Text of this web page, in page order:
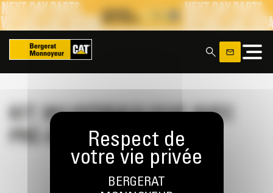
KIT 303 HYDRAULIQUE AVEC
PRÉ-ÉQUIPEMENT
Panneau de gestion des cookies
BERGERAT